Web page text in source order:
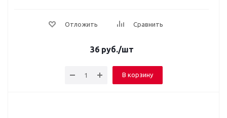
Отложить Сравнить
36руб./шт
В корзину